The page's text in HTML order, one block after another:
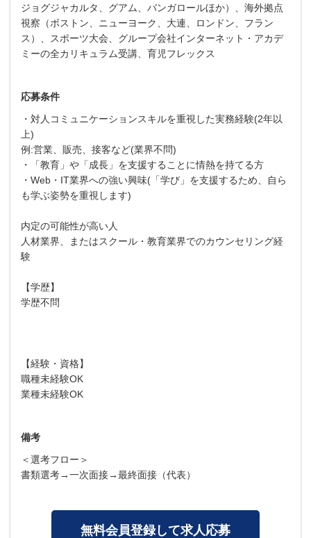
ジョグジャカルタ、グアム、バンガロールほか）、海外拠点
視察（ボストン、ニューヨーク、大連、ロンドン、フラン
ス）、スポーツ大会、グループ会社インターネット・アカデ
ミーの全カリキュラム受講、育児フレックス
応募条件
・対人コミュニケーションスキルを重視した実務経験(2年以
上)
例:営業、販売、接客など(業界不問)
・「教育」や「成長」を支援することに情熱を持てる方
・Web・IT業界への強い興味(「学び」を支援するため、自ら
も学ぶ姿勢を重視します)
内定の可能性が高い人
人材業界、またはスクール・教育業界でのカウンセリング経
験
【学歴】
学歴不問
【経験・資格】
職種未経験OK
業種未経験OK
備考
＜選考フロー＞
書類選考→一次面接→最終面接（代表）
無料会員登録して求人応募